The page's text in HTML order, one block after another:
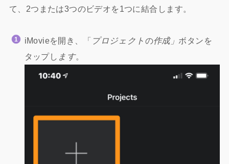
て、2つまたは3つのビデオを1つに結合します。
iMovieを開き、「 プロジェクト の作成」 ボタンを
タップし ます。